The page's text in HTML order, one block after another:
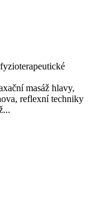
masáž hlavy,
reflexní techniky